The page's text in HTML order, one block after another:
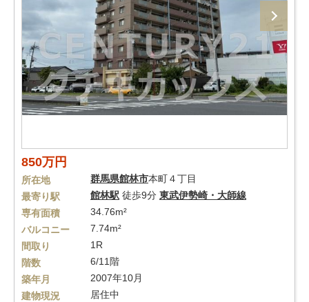
850万円
所在地 群馬県館林市本町４丁目
最寄り駅
館林駅 徒歩9分 東武伊勢崎・大師線
専有面積
34.76m²
バルコニー
7.74m²
間取り
1R
階数
6/11階
築年月
2007年10月
建物現況
居住中